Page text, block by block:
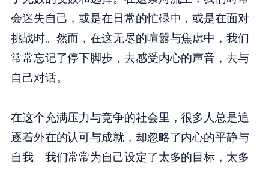
会迷失自己，或是在日常的忙碌中，或是在面对
挑战时。然而，在这无尽的喧嚣与焦虑中，我们
常常忘记了停下脚步，去感受内心的声音，去与
自己对话。
在这个充满压力与竞争的社会里，很多人总是追
逐着外在的认可与成就，却忽略了内心的平静与
自我。我们常常为自己设定了太多的目标，太多